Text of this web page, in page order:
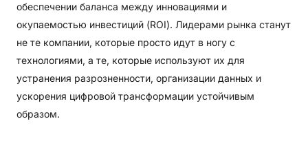
обеспечении баланса между инновациями и
окупаемостью инвестиций (ROI). Лидерами рынка станут
не те компании, которые просто идут в ногу с
технологиями, а те, которые используют их для
устранения разрозненности, организации данных и
ускорения цифровой трансформации устойчивым
образом.